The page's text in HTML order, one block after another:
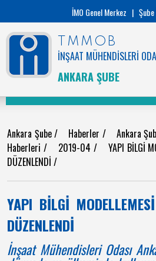
İMO Genel Merkez |
TMMOB
İNŞAAT MÜHENDİSLERİ
ANKARA ŞUBE
Ankara Şube/ Haberler / Ankara
Haberleri / 2019-04 / YAPI BİLGİ
DÜZENLENDİ /
YAPI BİLGİ
DÜZENLENDİ
İnşaat Mühendisleri Odası